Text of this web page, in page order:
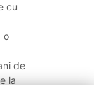
cu
o
de
la